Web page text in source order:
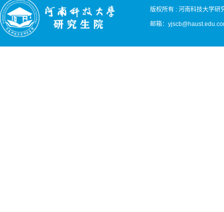
版权所有 : 河南科技大学研
邮箱：